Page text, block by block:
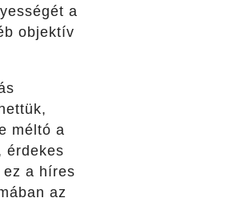
a
objektív
méltó a
érdekes
ez a híres
az